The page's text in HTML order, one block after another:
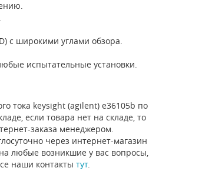
с широкими углами обзора.
испытательные установки.
тока keysight (agilent) e36105b по
если товара нет на складе, то
заказа менеджером.
через интернет-магазин
любые возникшие у вас вопросы,
наши контакты тут.